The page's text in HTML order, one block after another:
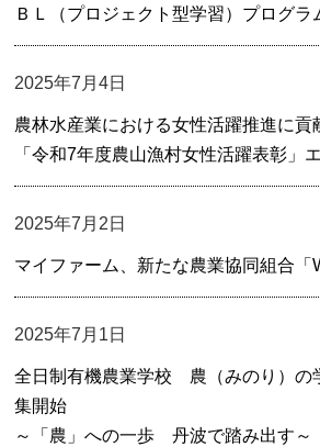
ＢＬ（プロジェクト型学習）プログラ
2025年7月4日
農林水産業における女性活躍推進に貢
「令和7年度農山漁村女性活躍表彰」
2025年7月2日
マイファーム、新たな農業協同組合「
2025年7月1日
全日制有機農業学校 農（みのり）の
集開始
～「農」への一歩 丹波で踏み出す～